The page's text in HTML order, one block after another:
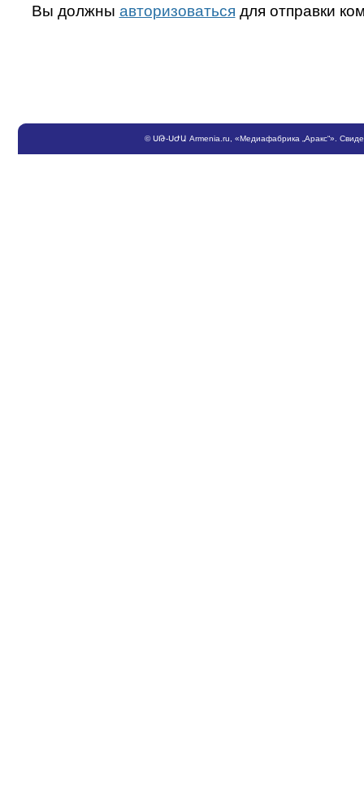
Вы должны авторизоваться для отправки
©ՍԹ-ՍԺԱ Armenia.ru , «Медиафабрика „Аракс“».